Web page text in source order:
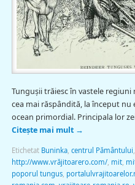
Tunguşii trăiesc în vastele regiuni
cea mai răspândită, la început nu
ocean primordial. Principala lor
Citește mai mult →
Etichetat Buninka, centrul Pământului
http://www.vrăjitoarero.com/, mit,
poporul tungus,